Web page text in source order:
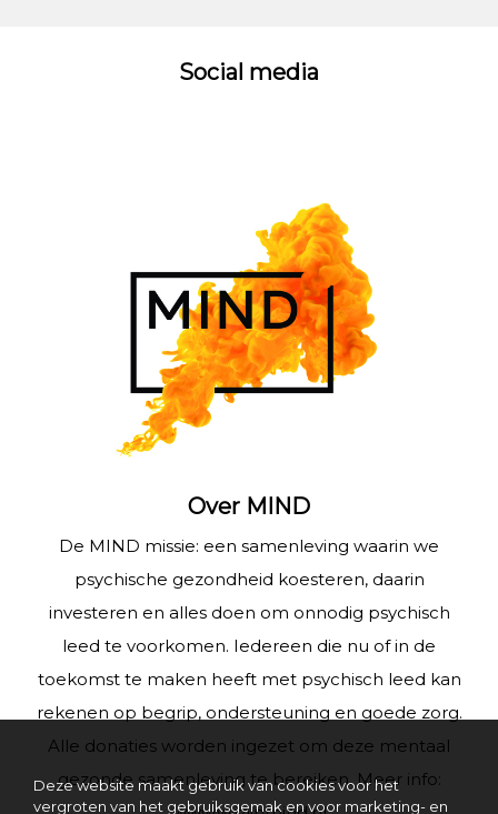
Social media
Over MIND
De MIND missie: een samenleving waarin we
psychische gezondheid koesteren, daarin
investeren en alles doen om onnodig psychisch
leed te voorkomen. Iedereen die nu of in de
toekomst te maken heeft met psychisch leed kan
rekenen op begrip, ondersteuning en goede zorg.
Alle donaties worden ingezet om deze mentaal
gezonde samenleving te bereiken. Meer info:
Deze website maakt gebruik van cookies voor het
vergroten van het gebruiksgemak en voor marketing- en